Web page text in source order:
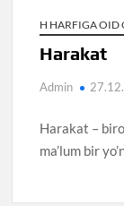
H HARFIGA OID
Harakat
Admin
Harakat –
ma’lum bir